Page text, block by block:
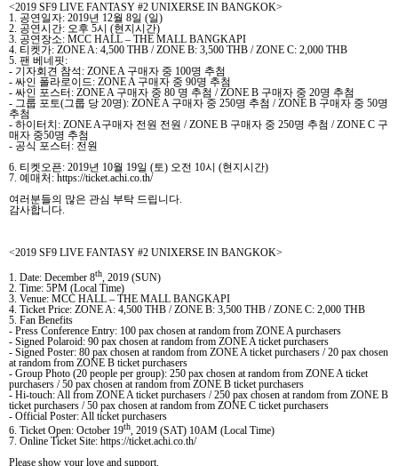
<2019 SF9 LIVE FANTASY #2 UNIXERSE IN BANGKOK>
1. 공연일자: 2019년 12월 8일 (일)
2. 공연시간: 오후 5시 (현지시간)
3. 공연장소: MCC HALL – THE MALL BANGKAPI
4. 티켓가: ZONE A: 4,500 THB / ZONE B: 3,500 THB / ZONE C: 2,000 THB
5. 팬 베네핏:
- 기자회견 참석 : ZONE A 구매자 중 100명 추첨
- 싸인 폴라로이드: ZONE A 구매자 중 90명 추첨
- 싸인 포스터 : ZONE A 구매자 중 80 명 추첨 / ZONE B 구매자 중 20명 추첨
- 그룹 포토(그룹 당 20명): ZONE A 구매자 중 250명 추첨 / ZONE B 구매자 중 50명
추첨
- 하이터치 : ZONE A구매자 전원 전원 / ZONE B 구매자 중 250명 추첨 / ZONE C 구
매자 중50명 추첨
- 공식 포스터 : 전원
6. 티켓오픈: 2019년 10월 19일 (토) 오전 10시 (현지시간)
7. 예매처 : https://ticket.achi.co.th/
여러분들의 많은 관심 부탁 드립니다.
감사합니다.
<2019 SF9 LIVE FANTASY #2 UNIXERSE IN BANGKOK>
1. Date: December 8th, 2019 (SUN)
2. Time: 5PM (Local Time)
3. Venue: MCC HALL – THE MALL BANGKAPI
4. Ticket Price: ZONE A: 4,500 THB / ZONE B: 3,500 THB / ZONE C: 2,000 THB
5. Fan Benefits
- Press Conference Entry: 100 pax chosen at random from ZONE A purchasers
- Signed Polaroid: 90 pax chosen at random from ZONE A ticket purchasers
- Signed Poster: 80 pax chosen at random from ZONE A ticket purchasers / 20 pax chosen
at random from ZONE B ticket purchasers
- Group Photo (20 people per group): 250 pax chosen at random from ZONE A ticket
purchasers / 50 pax chosen at random from ZONE B ticket purchasers
- Hi-touch: All from ZONE A ticket purchasers / 250 pax chosen at random from ZONE B
ticket purchasers / 50 pax chosen at random from ZONE C ticket purchasers
- Official Poster: All ticket purchasers
6. Ticket Open: October 19th, 2019 (SAT) 10AM (Local Time)
7. Online Ticket Site: https://ticket.achi.co.th/
Please show your love and support.